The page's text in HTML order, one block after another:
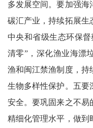
多发展空间。要加强海
碳汇产业，持续拓展生
中央和省级生态环保
清零”，深化渔业海漂
渔和闽江禁渔制度，持
生物多样性保护。五要
安全。要巩固来之不易
精细化管理水平，做到